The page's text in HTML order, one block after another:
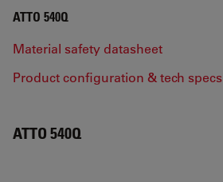
ATTO 540Q
Material safety datasheet
Product configuration & tech specs
ATTO 540Q